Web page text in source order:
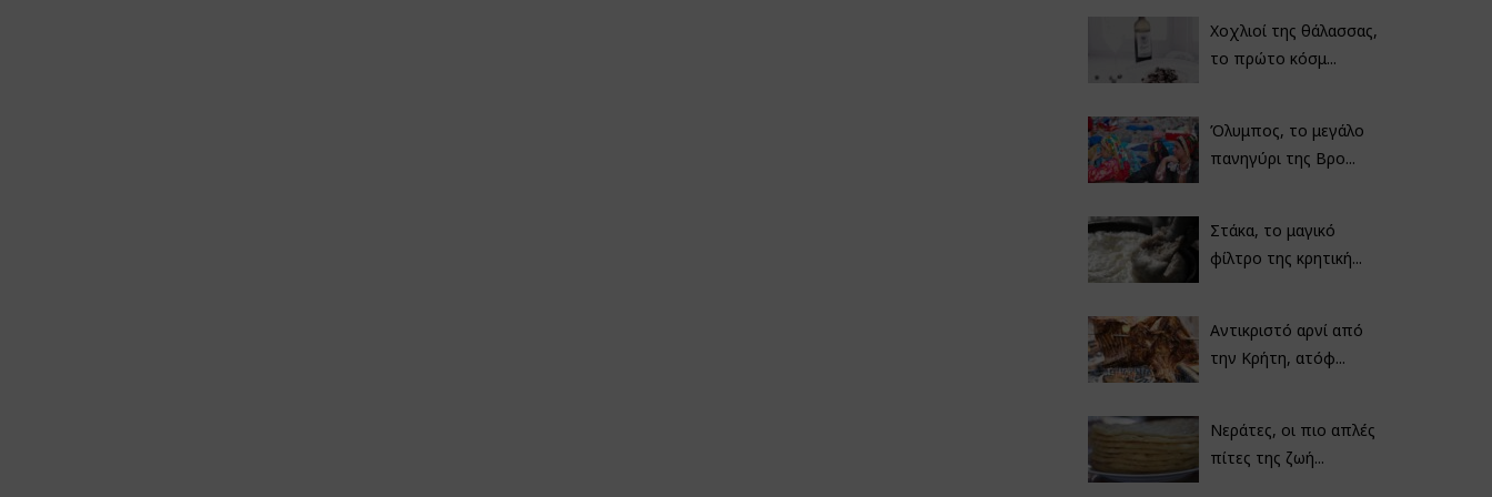
Χοχλιοί της θάλασσας,
το πρώτο κόσμ...
Όλυμπος, το μεγάλο
πανηγύρι της Βρο...
Στάκα, το μαγικό
φίλτρο της κρητική...
Αντικριστό αρνί από
την Κρήτη, ατόφ...
Νεράτες, οι πιο απλές
πίτες της ζωή...